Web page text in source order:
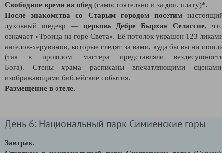
Свободное время на обед (самостоятельно и за доп. плату)*.
После знакомства со Старым городом
посетим
духовный шедевр — церковь Дебре Бырхан Селассие,
означает «Троица на горе Света». Её потолок украшен 123
ангелов-херувимов, которые следят за вами, куда бы вы ни
(так в прошлом мастера представляли
Бога). Стены храма расписаны впечатляющими
изображающими библейские события.
Размещение в отеле.
День 6: Национальный парк Симиенские горы
Завтрак.